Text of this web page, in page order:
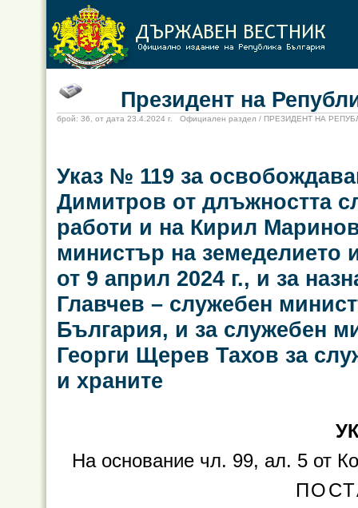
Президент на
брой: 36, от дата 23.4.2024 г. Официален раздел / ПРЕЗИДЕНТ НА
Указ № 119 за
Димитров от длъжността
работи и на Кирил
министър на земеделието
от 9 април 2024 г., и за
Главчев – служебен
България, и за служебен
Георги Щерев Тахов за
и храните
На основание чл. 99, ал. 5 от